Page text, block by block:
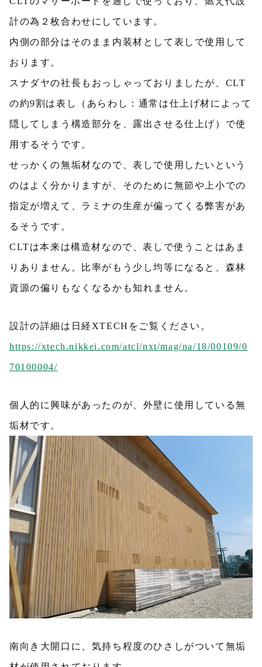
計の為２枚合わせにしています。
内側の部分はそのまま内装材として表しで使用して
おります。
スナダヤの社長もおっしゃっておりましたが、CLT
の約9割は表し（あらわし：通常は仕上げ材によって
隠してしまう構造部分を、露出させる仕上げ）で使
用するそうです。
せっかくの無垢材なので、表しで使用したいという
のはよく分かりますが、そのために無節や上小での
指定が増えて、ラミナの生産が偏ってくる弊害があ
るそうです。
CLTは本来は構造材なので、表しで使うことはあま
りありません。比率がもう少し均等になると、森林
資源の偏りもなくなるかも知れません。
設計の詳細は日経XTECHをご覧ください。
https://xtech.nikkei.com/atcl/nxt/mag/na/18/00109/0
70100004/
個人的に興味があったのが、外壁に使用している無
垢材です。
南向き大開口に、気持ち程度のひさしがついて無垢